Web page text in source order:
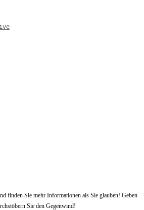
finden Sie mehr Informationen als Sie glauben! Geben
Sie den Gegenwind!